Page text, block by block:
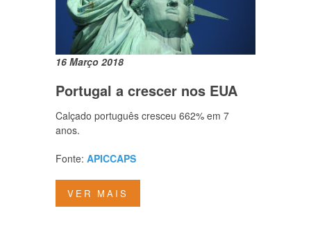
16 Março 2018
Portugal a crescer nos EUA
Calçado português cresceu 662% em 7
anos.
Fonte: APICCAPS
VER MAIS